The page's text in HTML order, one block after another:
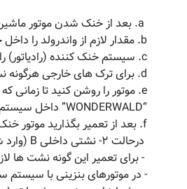
b. مقدار لازم از واندرولد را داخل خروجی سر سلندر ریخته و ترموستات و شلنگ را سر جایشان قرار دهید.
c. سیستم خنک کننده (رادیاتور) را با آب تمیز پر کنید.
d. برای ترک های خارجی هرگونه نشتی معلومی را با سیم ظرفشویی سوراخ گیری کنید.
“WONDERWALD” داخل سیستم خنک کننده وجود دارد، جهت استفاده از اتومبیل فقط با سرعت مطمعننه برانید.
f. بعد از تعمیر بگذارید موتور خنک شود و قبل از پر کردن سیستم خنک کننده با مواد ضد یخ یا آب رادیاتور آن را خالی کرده و به دفعات با فشار زیاد آب بشویید تا آب خالی شده کاملا شفاف شود.
درحالت ۲- نشتی داخلی B (وارد شدن سوخت به داخل آب و مشاهده دود سفید از اگزوز)
- برای تعمیر این گونه نشت ها
- در موتورهای بنزینی با